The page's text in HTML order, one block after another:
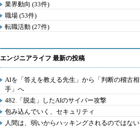
業界動向 (33件)
職場 (53件)
転職活動 (27件)
エンジニアライフ 最新の投稿
AIを「答えを教える先生」から「判断の稽古相
手」へ
482.「脱走」したAIのサイバー攻撃
包み込んでいく、セキュリティ
人間は、弱いからハッキングされるのではない